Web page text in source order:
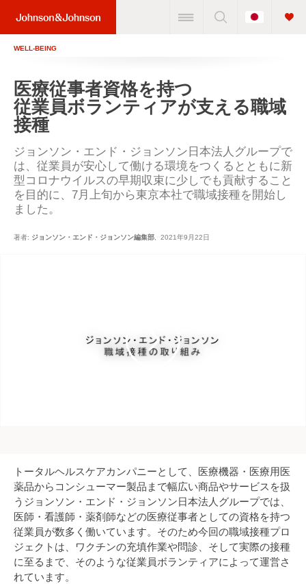
Link
Change
Country
WELL-BEING
医療従事者資格を持つ
従業員ボランティアが支える職域
接種
ジョンソン・エンド・ジョンソン日本法人グループで
は、従業員が安心して働ける環境をつくるとともに新
型コロナウイルスの早期収束に少しでも貢献すること
を目的に、7月上旬から東京本社で職域接種を開始し
ました。
著者: ジョンソン・エンド・ジョンソン編集部 2021年9月22日
トータルヘルスケアカンパニーとして、医療機器・医療用医
薬品からコンシューマー製品まで幅広い商品やサービスを扱
うジョンソン・エンド・ジョンソン日本法人グループでは、
医師・看護師・薬剤師などの医療従事者としての資格を持つ
従業員が数多く働いています。そのため今回の職域接種プロ
ジェクトは、ワクチンの充填作業や問診、そして実際の接種
に至るまで、そのような従業員ボランティアによって運営さ
れています。